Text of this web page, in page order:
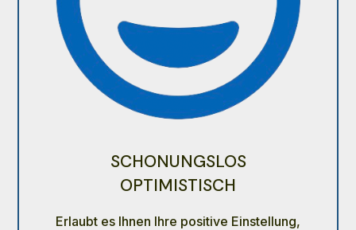
SCHONUNGSLOS
OPTIMISTISCH
Erlaubt es Ihnen Ihre positive Einstellung,